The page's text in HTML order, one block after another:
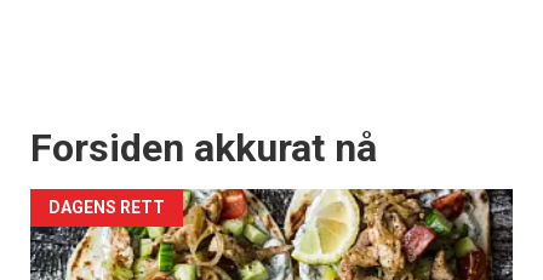
Forsiden akkurat nå
DAGENS RETT